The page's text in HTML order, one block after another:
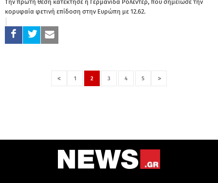
Την πρώτη θέση κατέκτησε η Γερμανίδα Ρόλεντερ, που σημείωσε την
κορυφαία φετινή επίδοση στην Ευρώπη με 12.62.
< 1 2 3 4 5 >